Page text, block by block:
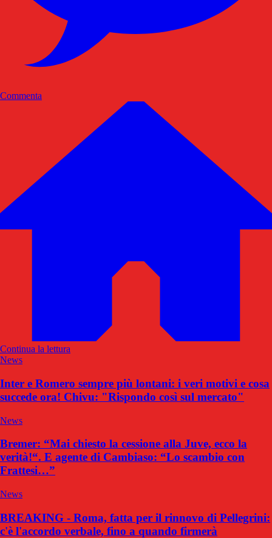
Commenta
Continua la lettura
News
Inter e Romero sempre più lontani: i veri motivi e cosa
succede ora! Chivu: "Rispondo così sul mercato"
News
Bremer: “Mai chiesto la cessione alla Juve, ecco la
verità!“. E agente di Cambiaso: “Lo scambio con
Frattesi…”
News
BREAKING - Roma, fatta per il rinnovo di Pellegrini:
c'è l'accordo verbale, fino a quando firmerà